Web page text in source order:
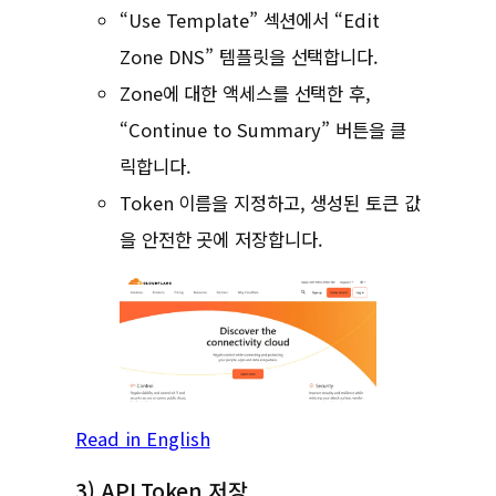
“Use Template” 섹션에서 “Edit
Zone DNS” 템플릿을 선택합니다.
Zone에 대한 액세스를 선택한 후,
“Continue to Summary” 버튼을 클
릭합니다.
Token 이름을 지정하고, 생성된 토큰 값
을 안전한 곳에 저장합니다.
Read in English
3) API Token 저장